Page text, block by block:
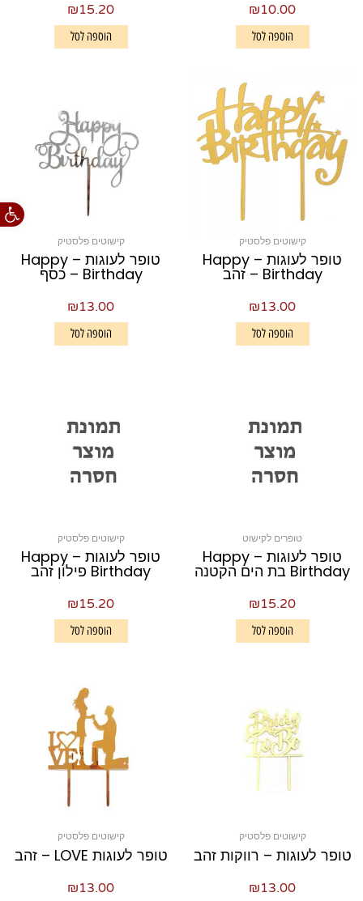
פתח
₪10.00
הוספה לסל
₪15.20
הוספה לסל
קישוטים פלסטיק
טופר לעוגות – Happy
Birthday – זהב
₪13.00
הוספה לסל
קישוטים פלסטיק
טופר לעוגות – Happy
Birthday – כסף
₪13.00
הוספה לסל
טופרים לקישוט
טופר לעוגות – Happy
Birthday בת הים הקטנה
₪15.20
הוספה לסל
קישוטים פלסטיק
טופר לעוגות – Happy
Birthday פילון זהב
₪15.20
הוספה לסל
קישוטים פלסטיק
טופר לעוגות – רווקות זהב
₪13.00
קישוטים פלסטיק
טופר לעוגות LOVE – זהב
₪13.00